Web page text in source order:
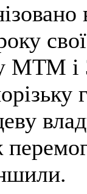
МТМ і